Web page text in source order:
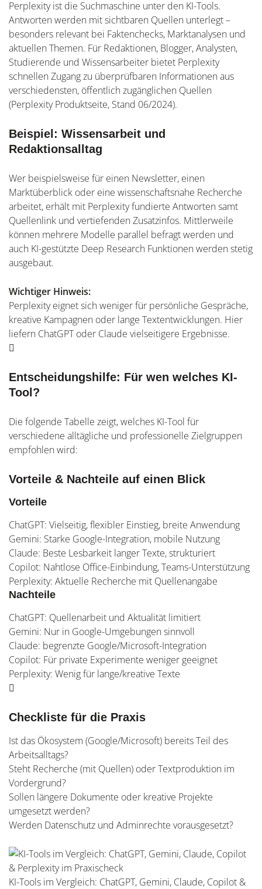
Perplexity ist die Suchmaschine unter den KI-Tools.
Antworten werden mit sichtbaren Quellen unterlegt –
besonders relevant bei Faktenchecks, Marktanalysen und
aktuellen Themen. Für Redaktionen, Blogger, Analysten,
Studierende und Wissensarbeiter bietet Perplexity
schnellen Zugang zu überprüfbaren Informationen aus
verschiedensten, öffentlich zugänglichen Quellen
(Perplexity Produktseite, Stand 06/2024).
Beispiel: Wissensarbeit und
Redaktionsalltag
Wer beispielsweise für einen Newsletter, einen
Marktüberblick oder eine wissenschaftsnahe Recherche
arbeitet, erhält mit Perplexity fundierte Antworten samt
Quellenlink und vertiefenden Zusatzinfos. Mittlerweile
können mehrere Modelle parallel befragt werden und
auch KI-gestützte Deep Research Funktionen werden stetig
ausgebaut.
Wichtiger Hinweis:
Perplexity eignet sich weniger für persönliche Gespräche,
kreative Kampagnen oder lange Textentwicklungen. Hier
liefern ChatGPT oder Claude vielseitigere Ergebnisse.
Entscheidungshilfe: Für wen welches KI-
Tool?
Die folgende Tabelle zeigt, welches KI-Tool für
verschiedene alltägliche und professionelle Zielgruppen
empfohlen wird:
Vorteile & Nachteile auf einen Blick
Vorteile
ChatGPT: Vielseitig, flexibler Einstieg, breite Anwendung
Gemini: Starke Google-Integration, mobile Nutzung
Claude: Beste Lesbarkeit langer Texte, strukturiert
Copilot: Nahtlose Office-Einbindung, Teams-Unterstützung
Perplexity: Aktuelle Recherche mit Quellenangabe
Nachteile
ChatGPT: Quellenarbeit und Aktualität limitiert
Gemini: Nur in Google-Umgebungen sinnvoll
Claude: begrenzte Google/Microsoft-Integration
Copilot: Für private Experimente weniger geeignet
Perplexity: Wenig für lange/kreative Texte
Checkliste für die Praxis
Ist das Ökosystem (Google/Microsoft) bereits Teil des
Arbeitsalltags?
Steht Recherche (mit Quellen) oder Textproduktion im
Vordergrund?
Sollen längere Dokumente oder kreative Projekte
umgesetzt werden?
Werden Datenschutz und Adminrechte vorausgesetzt?
KI-Tools im Vergleich: ChatGPT, Gemini, Claude, Copilot &